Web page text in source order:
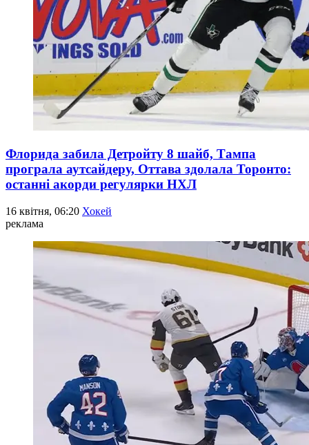
Флорида забила Детройту 8 шайб, Тампа
програла аутсайдеру, Оттава здолала Торонто:
останні акорди регулярки НХЛ
16 квітня, 06:20 Хокей
реклама